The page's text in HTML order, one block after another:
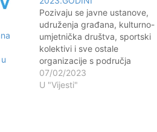
Pozivaju se javne ustanove,
udruženja građana, kulturno-
umjetnička društva, sportski
kolektivi i sve ostale
organizacije s područja
Bosanske Krupe koje u 2023.
godini planiraju organizovati
07/02/2023
U "Vijesti"